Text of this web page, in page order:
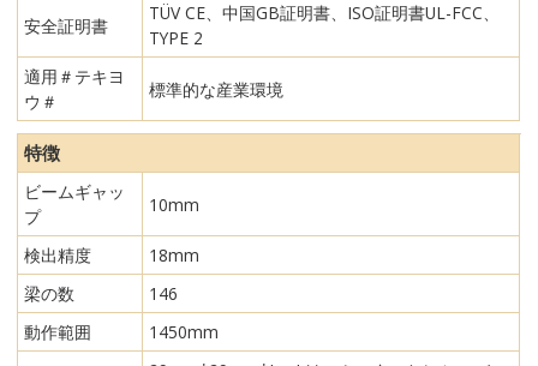
安全証明書
TÜV CE、中国GB証明書、ISO証明書UL-FCC、
TYPE 2
適用＃テキヨ
ウ＃
標準的な産業環境
特徴
ビームギャッ
プ
10mm
検出精度
18mm
梁の数
146
動作範囲
1450mm